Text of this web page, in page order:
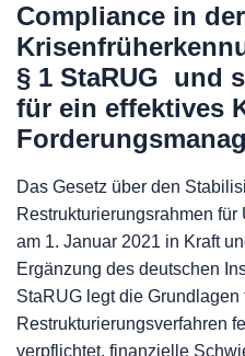
Compliance in
§ 1 StaRUG und
für ein effektives
Das Gesetz über den
Restrukturierungsrahmen
am 1. Januar 2021 in Kraft
Ergänzung des deutschen
StaRUG legt die
Restrukturierungsverfahren
verpflichtet, finanzielle